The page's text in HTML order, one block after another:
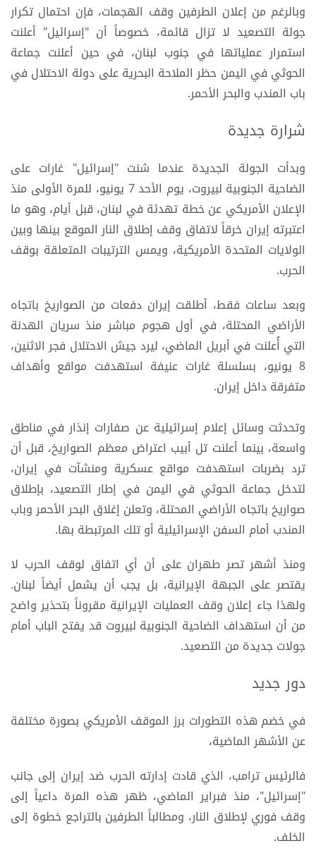
وبالرغم من إعلان الطرفين وقف الهجمات، فإن احتمال تكرار
جولة التصعيد لا تزال قائمة، خصوصاً أن "إسرائيل" أعلنت
استمرار عملياتها في جنوب لبنان، في حين أعلنت جماعة
الحوثي في اليمن حظر الملاحة البحرية على دولة الاحتلال في
باب المندب والبحر الأحمر.
شرارة جديدة
وبدأت الجولة الجديدة عندما شنت "إسرائيل" غارات على
الضاحية الجنوبية لبيروت، يوم الأحد 7 يونيو، للمرة الأولى منذ
الإعلان الأمريكي عن خطة تهدئة في لبنان، قبل أيام، وهو ما
اعتبرته إيران خرقاً لاتفاق وقف إطلاق النار الموقع بينها وبين
الولايات المتحدة الأمريكية، ويمس الترتيبات المتعلقة بوقف
الحرب.
وبعد ساعات فقط، أطلقت إيران دفعات من الصواريخ باتجاه
الأراضي المحتلة، في أول هجوم مباشر منذ سريان الهدنة
التي أُعلنت في أبريل الماضي، ليرد جيش الاحتلال فجر الاثنين،
8 يونيو، بسلسلة غارات عنيفة استهدفت مواقع وأهداف
متفرقة داخل إيران.
وتحدثت وسائل إعلام إسرائيلية عن صفارات إنذار في مناطق
واسعة، بينما أعلنت تل أبيب اعتراض معظم الصواريخ، قبل أن
ترد بضربات استهدفت مواقع عسكرية ومنشآت في إيران،
لتدخل جماعة الحوثي في اليمن في إطار التصعيد، بإطلاق
صواريخ باتجاه الأراضي المحتلة، وتعلن إغلاق البحر الأحمر وباب
المندب أمام السفن الإسرائيلية أو تلك المرتبطة بها.
ومنذ أشهر تصر طهران على أن أي اتفاق لوقف الحرب لا
يقتصر على الجبهة الإيرانية، بل يجب أن يشمل أيضاً لبنان.
ولهذا جاء إعلان وقف العمليات الإيرانية مقروناً بتحذير واضح
من أن استهداف الضاحية الجنوبية لبيروت قد يفتح الباب أمام
جولات جديدة من التصعيد.
دور جديد
في خضم هذه التطورات برز الموقف الأمريكي بصورة مختلفة
عن الأشهر الماضية،
فالرئيس ترامب، الذي قادت إدارته الحرب ضد إيران إلى جانب
"إسرائيل"، منذ فبراير الماضي، ظهر هذه المرة داعياً إلى
وقف فوري لإطلاق النار، ومطالباً الطرفين بالتراجع خطوة إلى
الخلف.